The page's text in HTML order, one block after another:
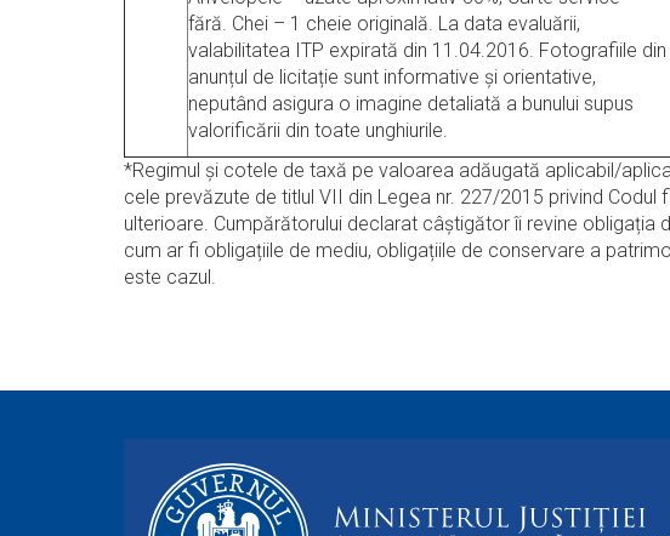
fără. Chei – 1 cheie originală. La data evaluării,
valabilitatea ITP expirată din 11.04.2016. Fotografiile din
anunțul de licitație sunt informative și orientative,
neputând asigura o imagine detaliată a bunului supus
valorificării din toate unghiurile.
*Regimul şi cotele de taxă pe valoarea adăugată aplicabil/
cele prevăzute de titlul VII din Legea nr. 227/2015 privind
ulterioare. Cumpărătorului declarat câștigător îi revine obligația
cum ar fi obligațiile de mediu, obligațiile de conservare a
este cazul.